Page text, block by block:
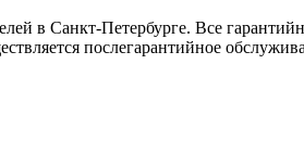
в Санкт-Петербурге. Все
послегарантийное